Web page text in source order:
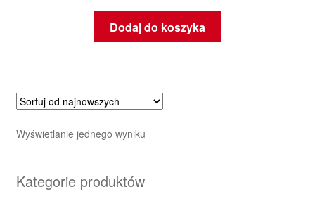
Dodaj do koszyka
Wyświetlanie jednego wyniku
Kategorie produktów